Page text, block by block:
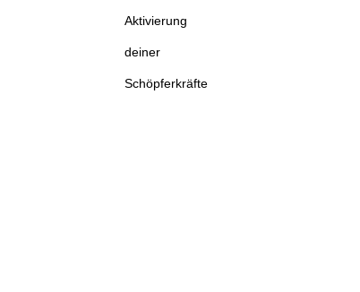
Aktivierung
deiner
Schöpferkräfte